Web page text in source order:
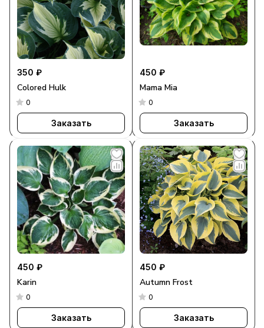
350 ₽
Colored Hulk
0
Заказать
450 ₽
Mama Mia
0
Заказать
450 ₽
Karin
0
Заказать
450 ₽
Autumn Frost
0
Заказать